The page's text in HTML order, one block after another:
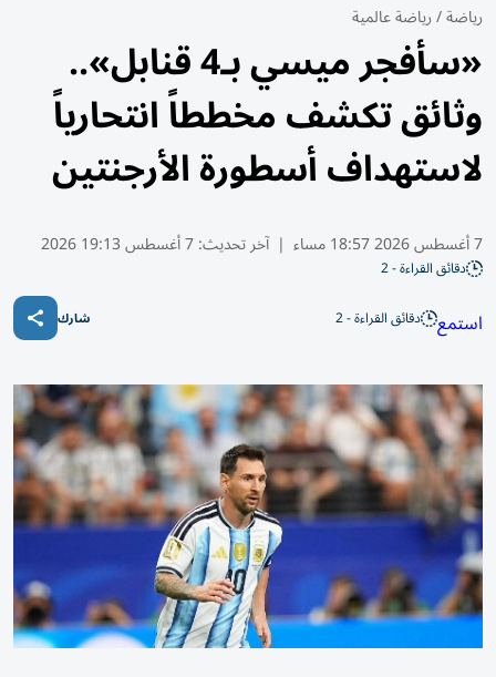
رياضة/رياضة عالمية
«سأفجر ميسي بـ4 قنابل»..
وثائق تكشف مخططاً انتحارياً
لاستهداف أسطورة الأرجنتين
7 أغسطس 2026 18:57 مساء | آخر تحديث:7 أغسطس 19:13 2026
دقائق القراءة - 2
استمع دقائق القراءة - 2 شارك